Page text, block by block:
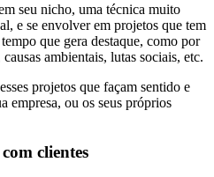
seu nicho, uma técnica muito
e se envolver em projetos que tem
que gera destaque, como por
ambientais, lutas sociais, etc.
projetos que façam sentido e
empresa, ou os seus próprios
clientes